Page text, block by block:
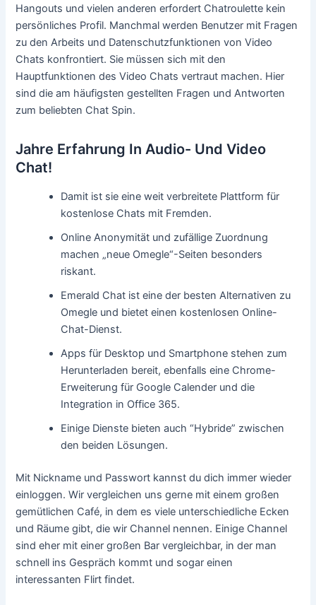
Hangouts und vielen anderen erfordert Chatroulette kein
persönliches Profil. Manchmal werden Benutzer mit Fragen
zu den Arbeits und Datenschutzfunktionen von Video
Chats konfrontiert. Sie müssen sich mit den
Hauptfunktionen des Video Chats vertraut machen. Hier
sind die am häufigsten gestellten Fragen und Antworten
zum beliebten Chat Spin.
Jahre Erfahrung In Audio- Und Video
Chat!
Damit ist sie eine weit verbreitete Plattform für
kostenlose Chats mit Fremden.
Online Anonymität und zufällige Zuordnung
machen „neue Omegle“-Seiten besonders
riskant.
Emerald Chat ist eine der besten Alternativen zu
Omegle und bietet einen kostenlosen Online-
Chat-Dienst.
Apps für Desktop und Smartphone stehen zum
Herunterladen bereit, ebenfalls eine Chrome-
Erweiterung für Google Calender und die
Integration in Office 365.
Einige Dienste bieten auch “Hybride” zwischen
den beiden Lösungen.
Mit Nickname und Passwort kannst du dich immer wieder
einloggen. Wir vergleichen uns gerne mit einem großen
gemütlichen Café, in dem es viele unterschiedliche Ecken
und Räume gibt, die wir Channel nennen. Einige Channel
sind eher mit einer großen Bar vergleichbar, in der man
schnell ins Gespräch kommt und sogar einen
interessanten Flirt findet.